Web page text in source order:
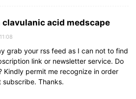
acid medscape
grab your rss feed as I can not to find
link or newsletter service. Do
Kindly permit me recognize in order
subscribe. Thanks.